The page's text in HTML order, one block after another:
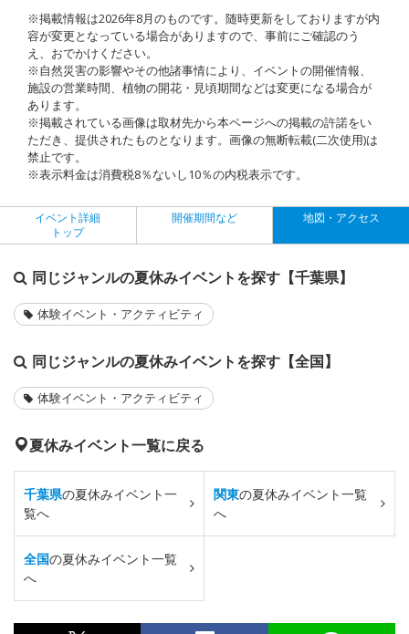
※掲載情報は2026年8月のものです。随時更新をしておりますが内
容が変更となっている場合がありますので、事前にご確認のう
え、おでかけください。
※自然災害の影響やその他諸事情により、イベントの開催情報、
施設の営業時間、植物の開花・見頃期間などは変更になる場合が
あります。
※掲載されている画像は取材先から本ページへの掲載の許諾をい
ただき、提供されたものとなります。画像の無断転載(二次使用)は
禁止です。
※表示料金は消費税8％ないし10％の内税表示です。
イベント詳細
トップ
開催期間など 地図・アクセス
同じジャンルの夏休みイベントを探す【千葉県】
体験イベント・アクティビティ
同じジャンルの夏休みイベントを探す【全国】
体験イベント・アクティビティ
夏休みイベント一覧に戻る
千葉県の夏休みイベント一
覧へ
関東の夏休みイベント一覧
へ
全国の夏休みイベント一覧
へ